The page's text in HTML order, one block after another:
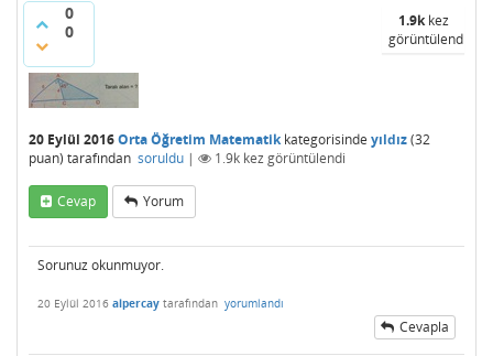
0
0
1.9kkez
görüntülendi
20 Eylül 2016Orta Öğretim Matematikkategorisinde yıldız(32
puan) tarafından soruldu | 1.9k kez görüntülendi
Cevap Yorum
Sorunuz okunmuyor.
20 Eylül 2016 alpercay tarafından yorumlandı
Cevapla